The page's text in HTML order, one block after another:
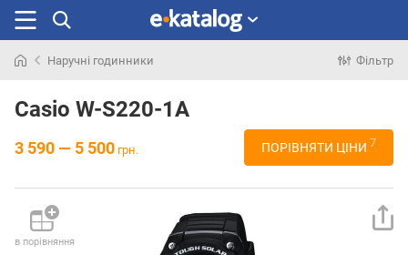
раніше
Наручні годинники Фільтр
Casio W-S220-1A
3 590 — 5 500 грн. ПОРІВНЯТИ ЦІНИ 7
в порівняння